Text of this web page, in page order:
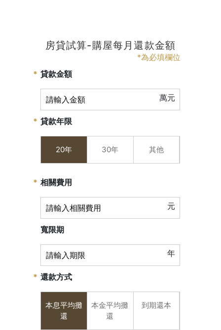
房貸試算-購屋每月還款金額
*為必填欄位
貸款金額
萬元
貸款年限
20年 30年 其他
相關費用
元
寬限期
年
還款方式
本息平均攤
還
本金平均攤
還
到期還本